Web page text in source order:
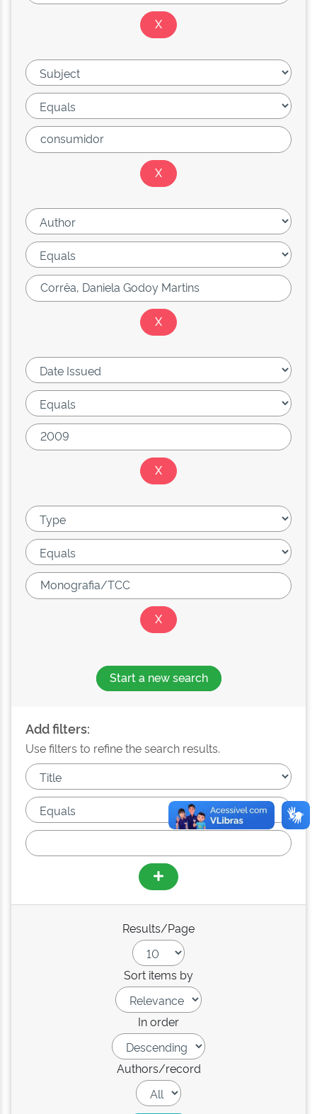
Start a new search
Add filters:
Use filters to refine the search results.
Results/Page
Sort items by
In order
Authors/record